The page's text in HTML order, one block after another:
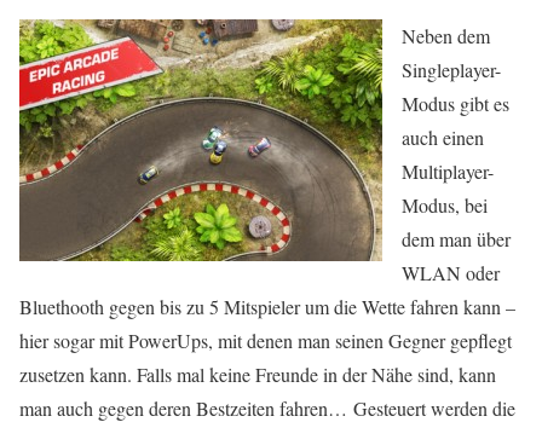
Neben dem
Singleplayer-
Modus gibt es
auch einen
Multiplayer-
Modus, bei
dem man über
WLAN oder
Bluethooth gegen bis zu 5 Mitspieler um die Wette fahren kann –
hier sogar mit PowerUps, mit denen man seinen Gegner gepflegt
zusetzen kann. Falls mal keine Freunde in der Nähe sind, kann
man auch gegen deren Bestzeiten fahren… Gesteuert werden die